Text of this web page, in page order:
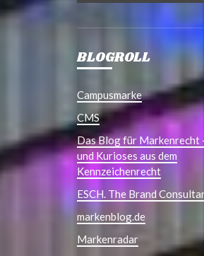
BLOGROLL
Campusmarke
CMS
Das Blog für Markenrecht
und Kurioses aus dem
Kennzeichenrecht
ESCH. The Brand
markenblog.de
Markenradar